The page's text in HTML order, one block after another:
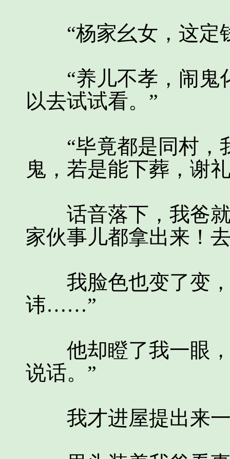
“杨家幺女，这定
“养儿不孝，闹鬼
以去试试看。”
“毕竟都是同村，
鬼，若是能下葬，谢
话音落下，我爸就
家伙事儿都拿出来！
我脸色也变了变，
讳……”
他却瞪了我一眼，
说话。”
我才进屋提出来一